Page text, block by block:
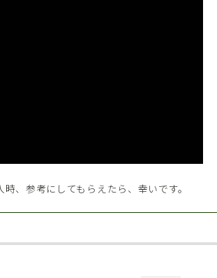
、参考にしてもらえたら、幸いです。